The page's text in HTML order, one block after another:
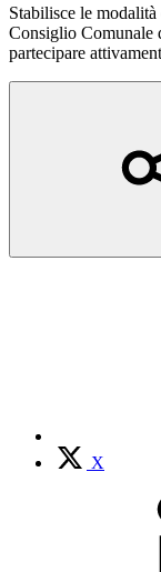
Stabilisce le
Consiglio Comunale
partecipare
X